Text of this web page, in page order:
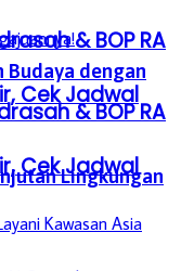
& BOP RA
Cek Jadwal
& BOP RA
Cek Jadwal
Budaya dengan
Lingkungan